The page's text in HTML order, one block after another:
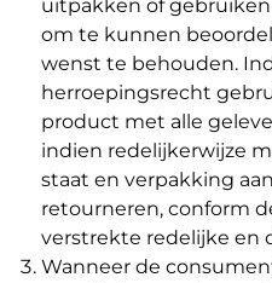
uitpakken of
om te kunnen
wenst te behouden.
herroepingsrecht
product met alle
indien redelijkerwijze
staat en verpakking
retourneren, conform
verstrekte redelijke en
Wanneer de